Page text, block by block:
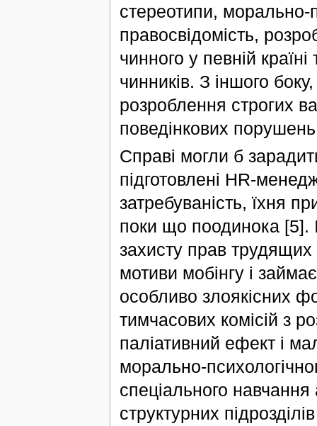
стереотипи, морально-
правосвідомість,
чинного у певній
чинників. З іншого
розроблення строгих
поведінкових
Справі могли б
підготовлені HR-
затребуваність, їхня
поки що поодинока [5].
захисту прав трудящих
мотиви мобінгу і
особливо злоякісних
тимчасових комісій з
паліативний ефект і
морально-
спеціального навчання
структурних